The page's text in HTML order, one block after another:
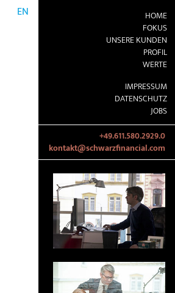
EN
HOME
FOKUS
UNSERE KUNDEN
PROFIL
WERTE
IMPRESSUM
DATENSCHUTZ
JOBS
+49.611.580.2929.0
kontakt@schwarzfinancial.com